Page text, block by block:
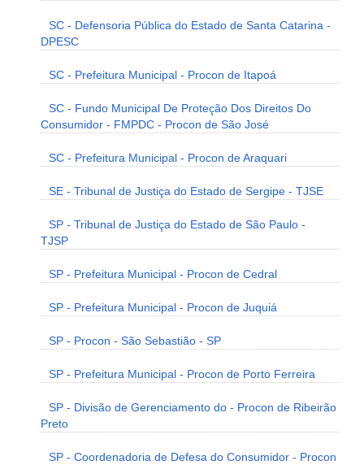
SC - Defensoria Pública do Estado de Santa Catarina -
DPESC
SC - Prefeitura Municipal - Procon de Itapoá
SC - Fundo Municipal De Proteção Dos Direitos Do
Consumidor - FMPDC - Procon de São José
SC - Prefeitura Municipal - Procon de Araquari
SE - Tribunal de Justiça do Estado de Sergipe - TJSE
SP - Tribunal de Justiça do Estado de São Paulo -
TJSP
SP - Prefeitura Municipal - Procon de Cedral
SP - Prefeitura Municipal - Procon de Juquiá
SP - Procon - São Sebastião - SP
SP - Prefeitura Municipal - Procon de Porto Ferreira
SP - Divisão de Gerenciamento do - Procon de Ribeirão
Preto
SP - Coordenadoria de Defesa do Consumidor - Procon